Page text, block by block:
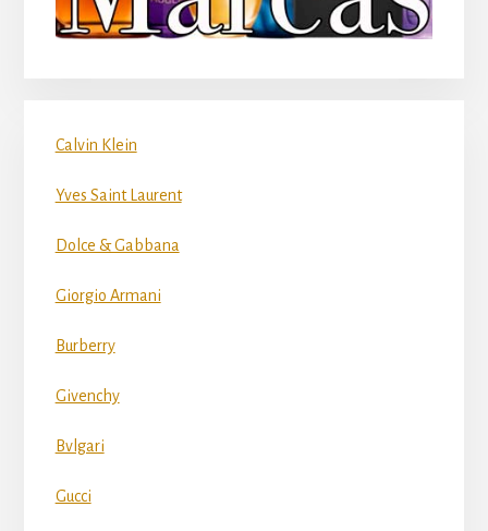
Calvin Klein
Yves Saint Laurent
Dolce & Gabbana
Giorgio Armani
Burberry
Givenchy
Bvlgari
Gucci